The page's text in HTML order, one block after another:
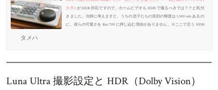
大半3 が HDR 対応ですので、ホームビデオも HDR で撮るべきでは？？と気付
きました。冷静に考えますと、うちの息子たちの笑顔の輝度は 1,000 nits あるの
に、彼らの可愛さを Rec.709 に押し込む理由がありません。※ここで言う HDR
タメハ
Luna Ultra 撮影設定と HDR（Dolby Vision）